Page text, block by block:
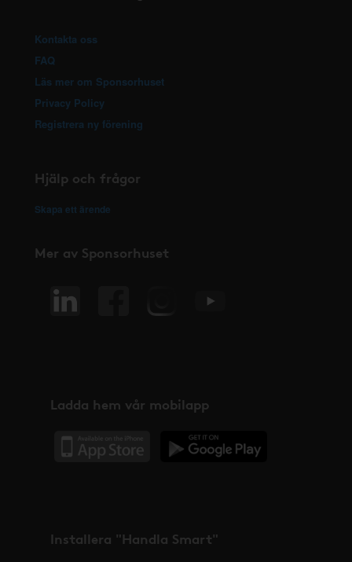
Kontakta oss
FAQ
Läs mer om Sponsorhuset
Privacy Policy
Registrera ny förening
Hjälp och frågor
Skapa ett ärende
Mer av Sponsorhuset
Ladda hem vår mobilapp
Installera "Handla Smart"